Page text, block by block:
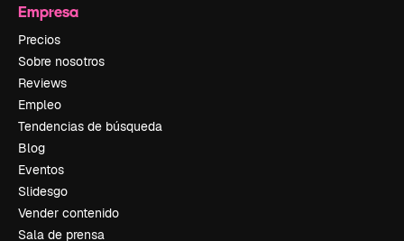
Empresa
Precios
Sobre nosotros
Reviews
Empleo
Tendencias de búsqueda
Blog
Eventos
Slidesgo
Vender contenido
Sala de prensa